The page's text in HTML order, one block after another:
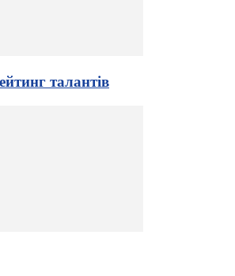
талантів